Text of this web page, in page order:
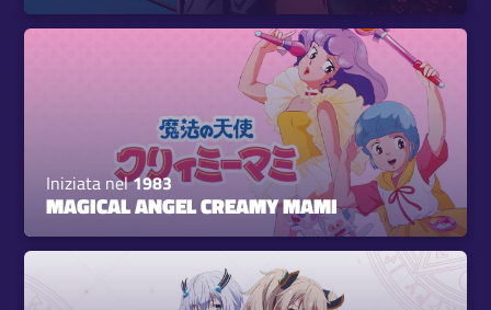
Iniziata nel1983
MAGICAL ANGEL CREAMY MAMI